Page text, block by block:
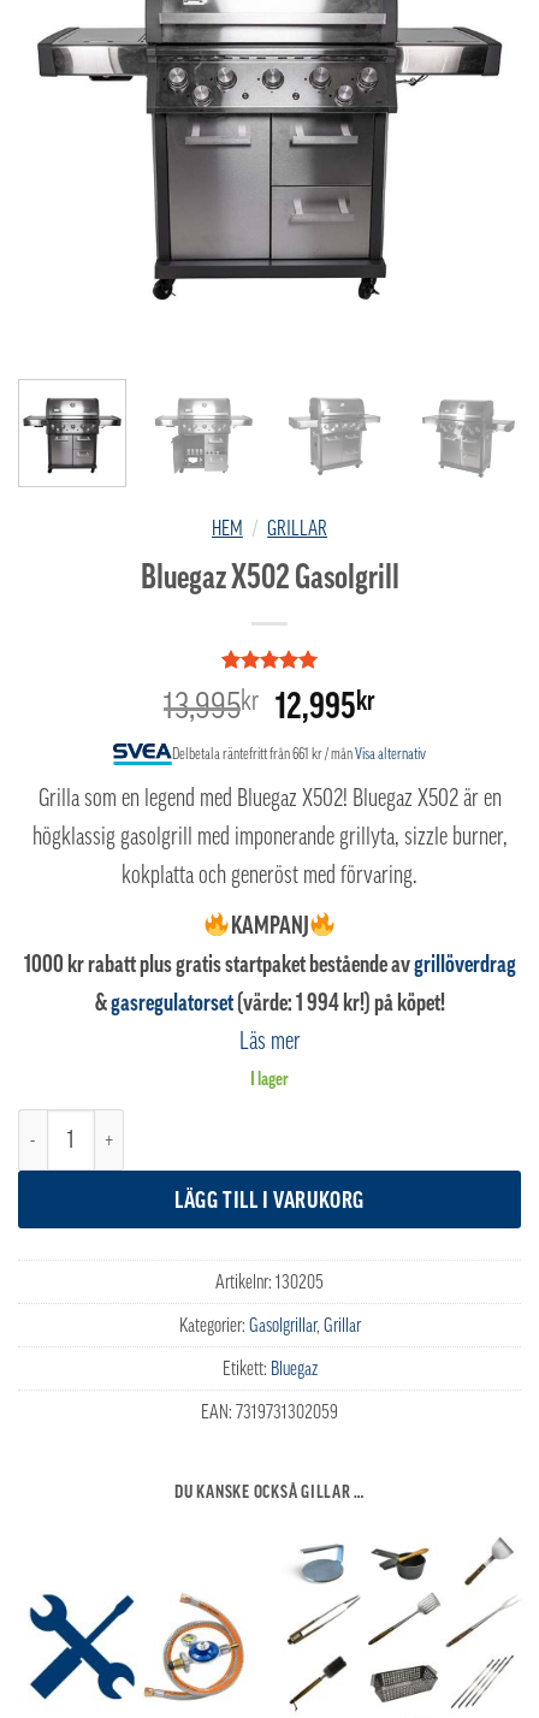
HEM / GRILLAR
Bluegaz X502 Gasolgrill
Betygsatt
av 5
1
kundrecension
13,995kr Det
ursprungliga
var:
13,995kr.
12,995krDet
nuvarande
är:
12,995kr.
Delbetala räntefritt från 661 kr / månVisa alternativ
Grilla som en legend med Bluegaz X502! Bluegaz X502 är en
högklassig gasolgrill med imponerande grillyta, sizzle burner,
kokplatta och generöst med förvaring.
KAMPANJ
1000 kr rabatt plus gratis startpaket bestående avgrillöverdrag
&gasregulatorset(värde: 1 994 kr!) på köpet!
Läs mer
I lager
Bluegaz X502 Gasolgrill mängd
LÄGG TILL I VARUKORG
Artikelnr: 130205
Kategorier: Gasolgrillar, Grillar
Etikett: Bluegaz
EAN: 7319731302059
DU KANSKE OCKSÅ GILLAR …